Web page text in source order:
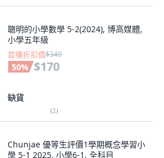
聰明的小學數學 5-2(2024), 博高媒體,
小學五年級
首購折扣價$340
50% $170
缺貨
(2)
Chunjae 優等生評價1學期概念學習小
學 5-1 2025, 小學6-1, 全科目